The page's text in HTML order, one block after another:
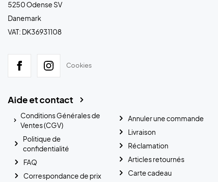
5250 Odense SV
Danemark
VAT: DK36931108
Cookies
Aide et contact
Conditions Générales de
Ventes (CGV)
Politique de
confidentialité
FAQ
Correspondance de prix
Annuler une commande
Livraison
Réclamation
Articles retournés
Carte cadeau